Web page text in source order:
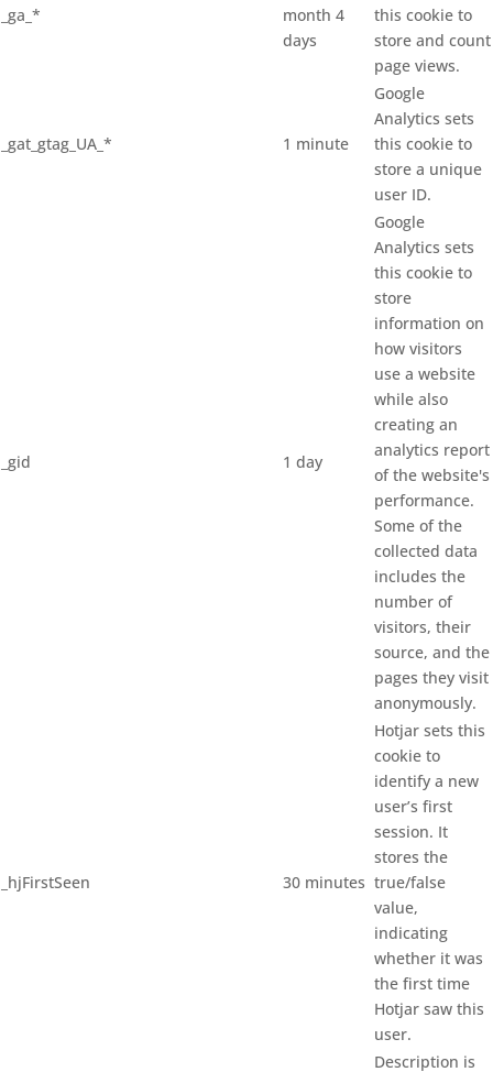
_ga_*
month 4
days
this cookie to
store and count
page views.
_gat_gtag_UA_* 1 minute
Google
Analytics sets
this cookie to
store a unique
user ID.
_gid 1 day
Google
Analytics sets
this cookie to
store
information on
how visitors
use a website
while also
creating an
analytics report
of the website's
performance.
Some of the
collected data
includes the
number of
visitors, their
source, and the
pages they visit
anonymously.
_hjFirstSeen 30 minutes
Hotjar sets this
cookie to
identify a new
user’s first
session. It
stores the
true/false
value,
indicating
whether it was
the first time
Hotjar saw this
user.
Description is